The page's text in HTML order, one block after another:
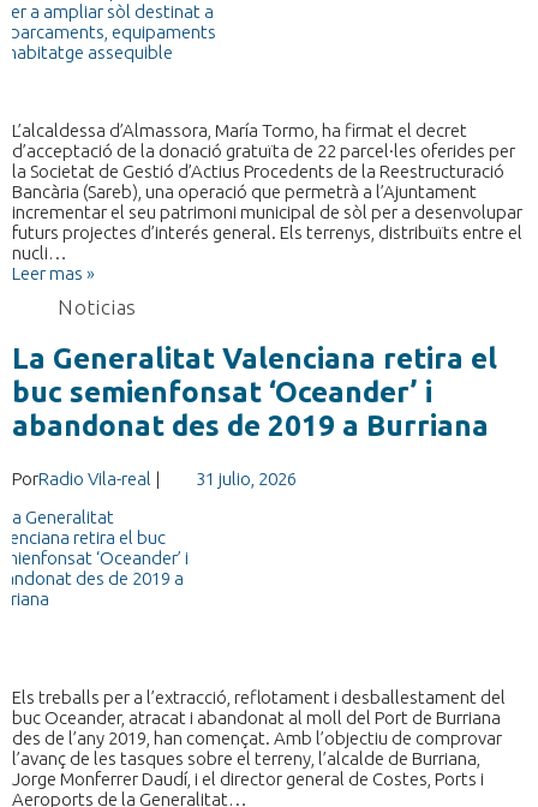
L’alcaldessa d’Almassora, María Tormo, ha firmat el decret
d’acceptació de la donació gratuïta de 22 parcel·les oferides per
la Societat de Gestió d’Actius Procedents de la Reestructuració
Bancària (Sareb), una operació que permetrà a l’Ajuntament
incrementar el seu patrimoni municipal de sòl per a desenvolupar
futurs projectes d’interés general. Els terrenys, distribuïts entre el
nucli…
Leer mas »
Noticias
La Generalitat Valenciana retira el
buc semienfonsat ‘Oceander’ i
abandonat des de 2019 a Burriana
PorRadio Vila-real | 31 julio, 2026
Els treballs per a l’extracció, reflotament i desballestament del
buc Oceander, atracat i abandonat al moll del Port de Burriana
des de l’any 2019, han començat. Amb l’objectiu de comprovar
l’avanç de les tasques sobre el terreny, l’alcalde de Burriana,
Jorge Monferrer Daudí, i el director general de Costes, Ports i
Aeroports de la Generalitat…